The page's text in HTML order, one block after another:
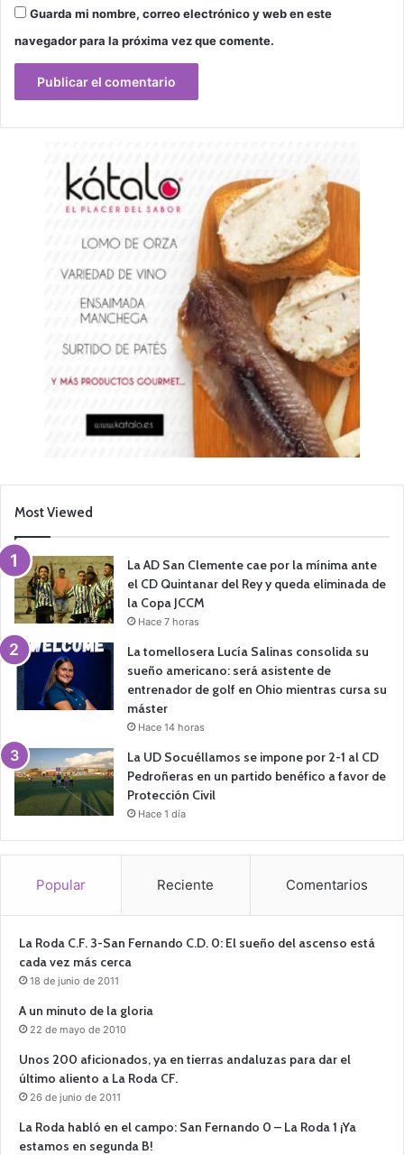
Guarda mi nombre, correo electrónico y web en este
navegador para la próxima vez que comente.
Most Viewed
La AD San Clemente cae por la mínima ante
el CD Quintanar del Rey y queda eliminada de
la Copa JCCM
Hace 7 horas
La tomellosera Lucía Salinas consolida su
sueño americano: será asistente de
entrenador de golf en Ohio mientras cursa su
máster
Hace 14 horas
La UD Socuéllamos se impone por 2-1 al CD
Pedroñeras en un partido benéfico a favor de
Protección Civil
Hace 1 día
Popular Reciente Comentarios
La Roda C.F. 3-San Fernando C.D. 0: El sueño del ascenso está
cada vez más cerca
18 de junio de 2011
A un minuto de la gloria
22 de mayo de 2010
Unos 200 aficionados, ya en tierras andaluzas para dar el
último aliento a La Roda CF.
26 de junio de 2011
La Roda habló en el campo: San Fernando 0 – La Roda 1 ¡Ya
estamos en segunda B!